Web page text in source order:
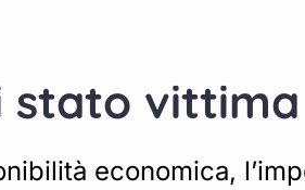
stato
economica,